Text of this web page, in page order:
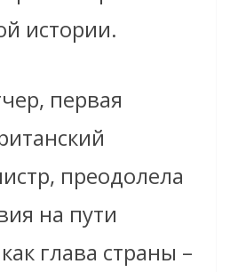
истории.
первая
преодолела
на пути
глава страны –